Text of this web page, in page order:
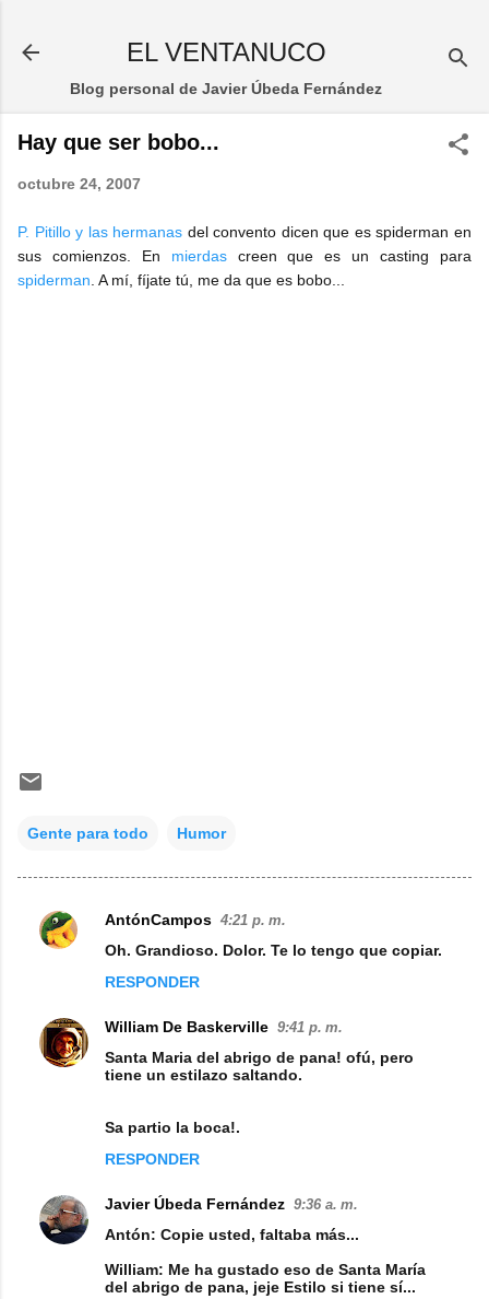
EL VENTANUCO
Blog personal de Javier Úbeda Fernández
Hay que ser bobo...
octubre 24, 2007
P. Pitillo y las hermanas del convento dicen que es spiderman en
sus comienzos. En mierdascreen que es un casting para
spiderman . A mí, fíjate tú, me da que es bobo...
Gente para todo Humor
C
e
n
o
s
AntónCampos 4:21 p. m.
Oh. Grandioso. Dolor. Te lo tengo que copiar.
RESPONDER
William De Baskerville 9:41 p. m.
Santa Maria del abrigo de pana! ofú, pero
tiene un estilazo saltando.
Sa partio la boca!.
RESPONDER
Javier Úbeda Fernández 9:36 a. m.
Antón: Copie usted, faltaba más...
William: Me ha gustado eso de Santa María
del abrigo de pana, jeje Estilo si tiene sí...